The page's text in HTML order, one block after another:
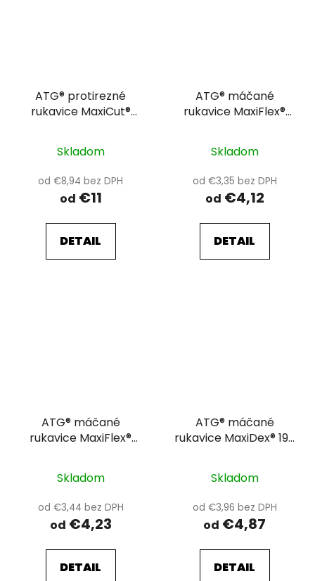
ATG® protirezné
rukavice MaxiCut®
Skladom
od €8,94 bez DPH
od €11
DETAIL
ATG® máčané
rukavice MaxiFlex®
Skladom
od €3,35 bez DPH
od €4,12
DETAIL
ATG® máčané
rukavice MaxiFlex®
Skladom
od €3,44 bez DPH
od €4,23
DETAIL
ATG® máčané
rukavice MaxiDex® 19-
Skladom
od €3,96 bez DPH
od €4,87
DETAIL